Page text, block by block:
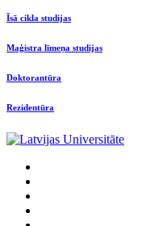
Īsā cikla studijas
Maģistra līmeņa studijas
Doktorantūra
Rezidentūra